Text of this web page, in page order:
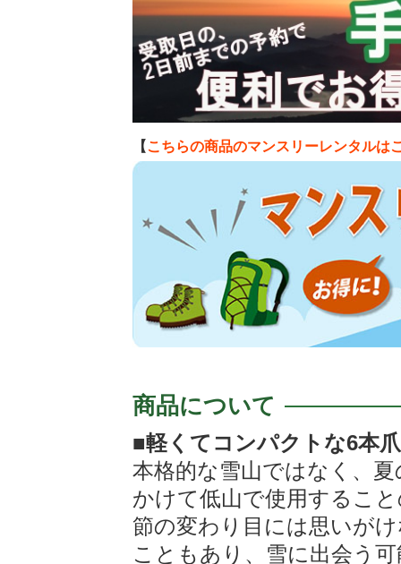
【こちらの商品のマンスリーレンタルは
商品について
■軽くてコンパクトな6本
本格的な雪山ではなく、
かけて低山で使用するこ
節の変わり目には思いが
こともあり、雪に出会う